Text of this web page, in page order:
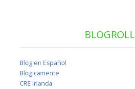
BLOGROLL
Blog en Español
Blogicamente
CRE Irlanda